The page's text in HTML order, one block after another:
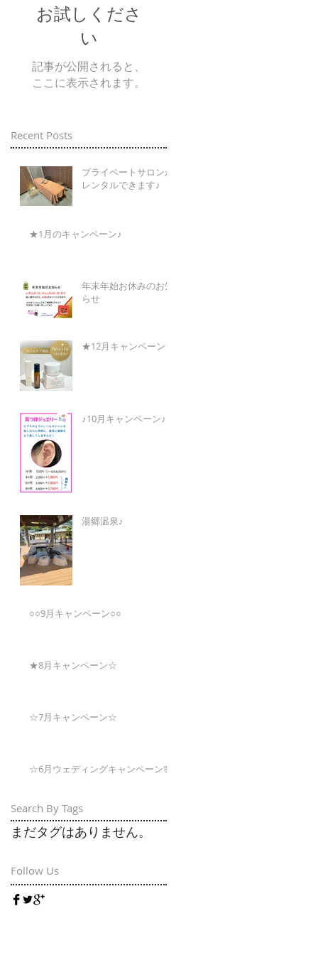
お試しくださ
い
記事が公開されると、
ここに表示されます。
Recent Posts
Search By Tags
プライベートサロンが
レンタルできます♪
★1月のキャンペーン♪
年末年始お休みのお知
らせ
★12月キャンペーン★
♪10月キャンペーン♪
湯郷温泉♪
○○9月キャンペーン○○
★8月キャンペーン☆
☆7月キャンペーン☆
☆6月ウェディングキャンペーン🌸
まだタグはありません。
Follow Us